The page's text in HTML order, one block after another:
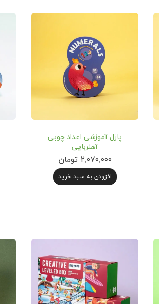
پازل آموزشی اعداد چوبی
آهنربایی
۲,۰۷۰,۰۰۰ تومان
افزودن به سبد خرید